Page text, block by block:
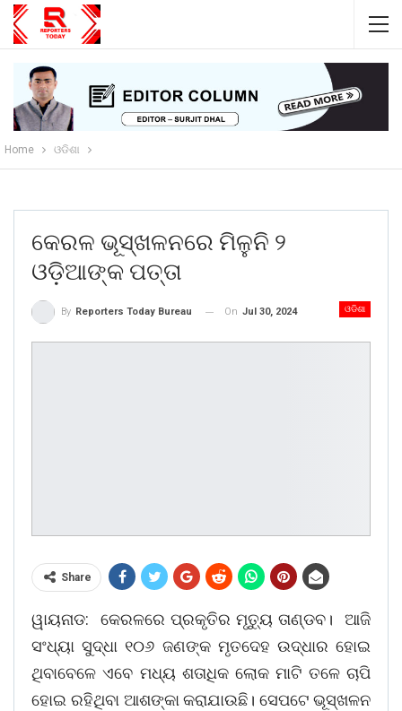
Home ଓଡିଶା
କେରଳ ଭୂସ୍ଖଳନରେ ମିଳୁନି ୨
ଓଡ଼ିଆଙ୍କ ପତ୍ତା
ଓଡିଶା
By Reporters Today Bureau On Jul 30, 2024
Share
ୱାୟନାଡ: କେରଳରେ ପ୍ରକୃତିର ମୃତ୍ୟୁ ତାଣ୍ଡବ। ଆଜି
ସଂଧ୍ୟା ସୁଦ୍ଧା ୧୦୬ ଜଣଙ୍କ ମୃତଦେହ ଉଦ୍ଧାର ହୋଇ
ଥିବାବେଳେ ଏବେ ମଧ୍ୟ ଶତାଧିକ ଲୋକ ମାଟି ତଳେ ଚାପି
ହୋଇ ରହିଥିବା ଆଶଙ୍କା କରାଯାଉଛି। ସେପଟେ ଭୂସ୍ଖଳନ